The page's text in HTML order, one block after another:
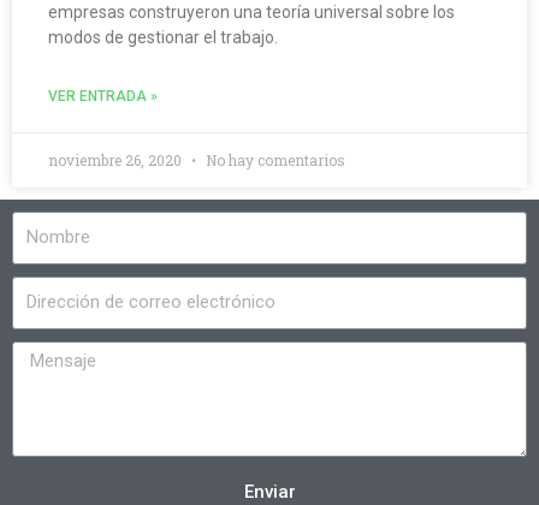
empresas construyeron una teoría universal sobre los
modos de gestionar el trabajo.
VER ENTRADA »
noviembre 26, 2020 No hay comentarios
Enviar